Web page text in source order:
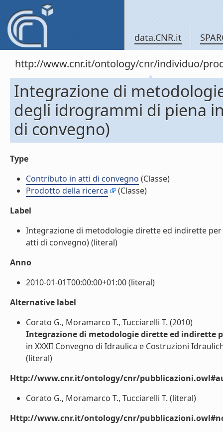
data.CNR.it
http://www.cnr.it/ontology/cnr/individuo/
Integrazione di
degli idrogrammi di piena
di convegno)
Type
Contributo in atti di convegno (Classe)
Prodotto della ricerca
(Classe)
Label
Integrazione di metodologie dirette ed indirette
atti di convegno) (literal)
Anno
2010-01-01T00:00:00+01:00 (literal)
Alternative label
Corato G., Moramarco T., Tucciarelli T. (2010)
Integrazione di metodologie dirette ed indirette
in XXXII Convegno di Idraulica e Costruzioni
(literal)
Http://www.cnr.it/ontology/cnr/
Corato G., Moramarco T., Tucciarelli T. (literal)
Http://www.cnr.it/ontology/cnr/